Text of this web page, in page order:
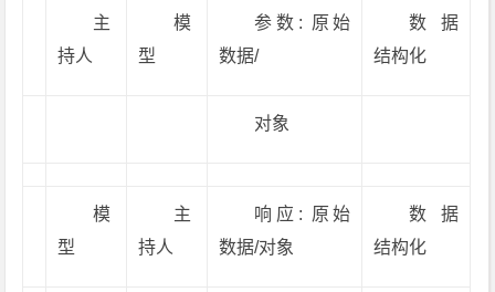
主
持人
模
型
参数: 原始
数据/
数据
结构化
对象
模
型
主
持人
响应: 原始
数据/对象
数据
结构化